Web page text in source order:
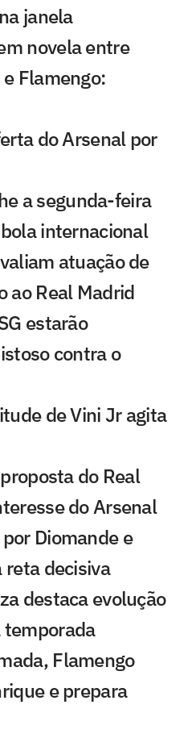
janela
novela entre
Flamengo:
do Arsenal por
a segunda-feira
internacional
atuação de
ao Real Madrid
estarão
contra o
de Vini Jr agita
do Real
do Arsenal
Diomande e
reta decisiva
destaca evolução
temporada
Flamengo
e prepara